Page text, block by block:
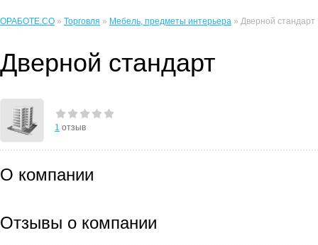
ОРАБОТЕ.CO » Торговля » Мебель, предметы интерьера » Дверной стандарт
Дверной стандарт
1 отзыв
О компании
Отзывы о компании